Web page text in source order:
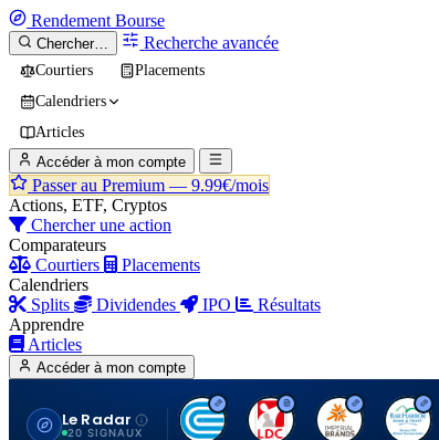
Rendement Bourse
Chercher… Recherche avancée
Courtiers
Placements
Calendriers
Articles
Accéder à mon compte
Passer au Premium — 9.99€/mois
Actions, ETF, Cryptos
Chercher une action
Comparateurs
Courtiers
Placements
Calendriers
Splits
Dividendes IPO
Résultats
Apprendre
Articles
Accéder à mon compte
Le Radar
20 SIGNAUX
C L I B